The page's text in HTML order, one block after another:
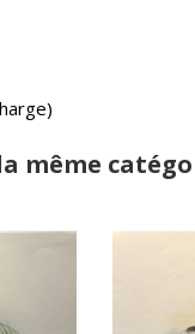
même